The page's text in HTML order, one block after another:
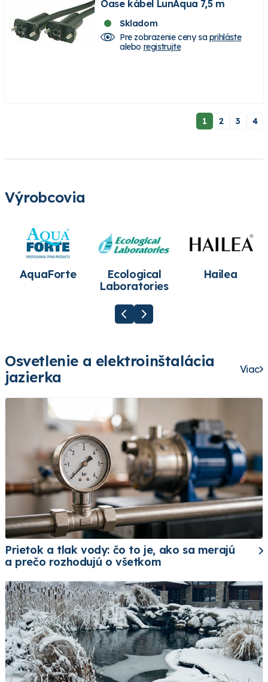
Oase kábel LunAqua 7,5 m
Skladom
Pre zobrazenie ceny saprihláste
alebo registrujte
1 2 3 4
Výrobcovia
AquaForte
Ecological
Laboratories
Hailea
Osvetlenie a elektroinštalácia
jazierka
Viac
Prietok a tlak vody: čo to je, ako sa merajú
a prečo rozhodujú o všetkom